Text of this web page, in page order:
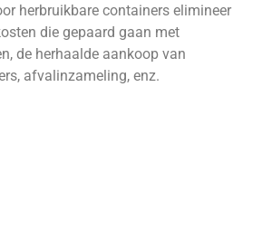
herbruikbare containers elimineer
die gepaard gaan met
de herhaalde aankoop van
afvalinzameling, enz.